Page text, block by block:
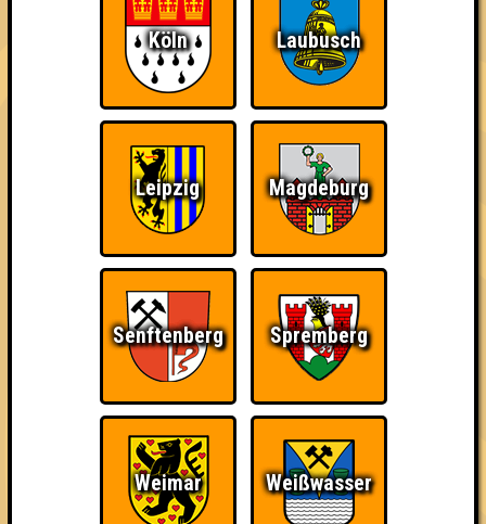
14 13 38
2. Am Arsch der Hölle
14 12 38
3. Rosis Rasselbande
13 37
3. Halber Hahn
13 12 37
4. We drink and we know things
13 12 36
4. Quiz&Dirty
12 12 36
4. Talk Nerdy To Me
13 10 36
5. Kneipirinhas
13 9 33
Köln Laubusch
Leipzig Magdeburg
Senftenberg Spremberg
Weimar Weißwasser